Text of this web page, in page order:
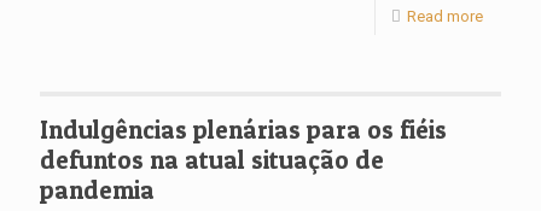
Read more
Indulgências plenárias para os fiéis
defuntos na atual situação de
pandemia